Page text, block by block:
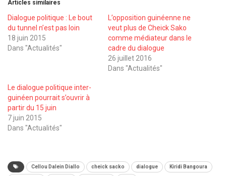
Articles similaires
Dialogue politique : Le bout
du tunnel n’est pas loin
18 juin 2015
Dans "Actualités"
L’opposition guinéenne ne
veut plus de Cheick Sako
comme médiateur dans le
cadre du dialogue
26 juillet 2016
Dans "Actualités"
Le dialogue politique inter-
guinéen pourrait s’ouvrir à
partir du 15 juin
7 juin 2015
Dans "Actualités"
Cellou Dalein Diallo cheick sacko dialogue Kiridi Bangoura